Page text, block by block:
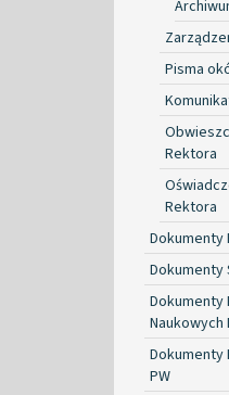
Pisma
Rektora
Rektora
Dokumenty
Dokumenty
Dokumenty
Naukowych
Dokumenty
PW